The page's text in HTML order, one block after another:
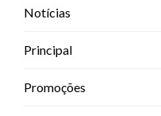
Notícias
Principal
Promoções